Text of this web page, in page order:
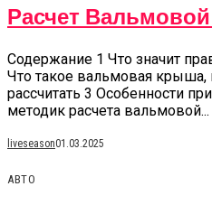
Расчет
Содержание 1 Что значит
Что такое вальмовая
рассчитать 3 Особенности
методик расчета вальмовой...
liveseason01.03.2025
АВТО